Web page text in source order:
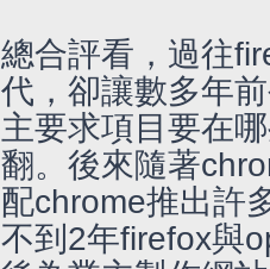
總合評看，過往
代，卻讓數多年
主要求項目要在
翻。後來隨著
配chrome推出許
不到2年firefox與